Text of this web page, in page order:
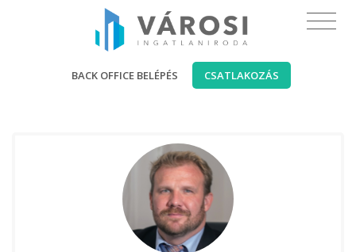
BACK OFFICE BELÉPÉS CSATLAKOZÁS